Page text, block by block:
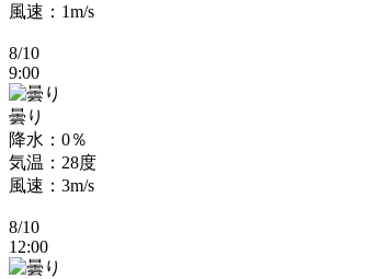
風速：1m/s
8/10
9:00
曇り
降水：0％
気温：28度
風速：3m/s
8/10
12:00